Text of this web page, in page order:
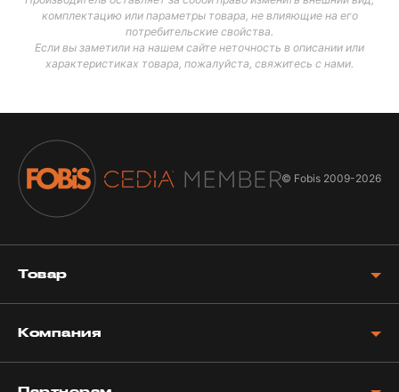
комплектацию или параметры товара, не влияющие на его
потребительские свойства.
Если вы заметили на нашем сайте неточность в описании или
характеристиках товара, пожалуйста, свяжитесь с нами.
© Fobis 2009-2026
Товар
Компания